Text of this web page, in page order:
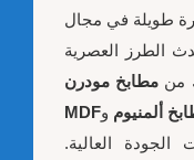
طويلة في مجال
الطرز العصرية
من مطابخ مودرن
ألمنيوم وMDF
الجودة العالية.